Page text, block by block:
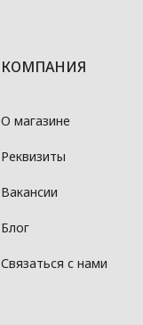
КОМПАНИЯ
О магазине
Реквизиты
Вакансии
Блог
Связаться с нами